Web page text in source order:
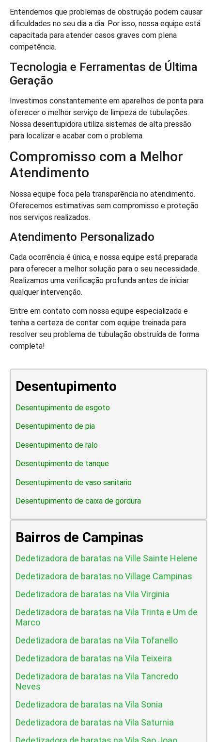
Entendemos que problemas de obstrução podem causar
dificuldades no seu dia a dia. Por isso, nossa equipe está
capacitada para atender casos graves com plena
competência.
Tecnologia e Ferramentas de Última
Geração
Investimos constantemente em aparelhos de ponta para
oferecer o melhor serviço de limpeza de tubulações.
Nossa desentupidora utiliza sistemas de alta pressão
para localizar e acabar com o problema.
Compromisso com a Melhor
Atendimento
Nossa equipe foca pela transparência no atendimento.
Oferecemos estimativas sem compromisso e proteção
nos serviços realizados.
Atendimento Personalizado
Cada ocorrência é única, e nossa equipe está preparada
para oferecer a melhor solução para o seu necessidade.
Realizamos uma verificação profunda antes de iniciar
qualquer intervenção.
Entre em contato com nossa equipe especializada e
tenha a certeza de contar com equipe treinada para
resolver seu problema de tubulação obstruída de forma
completa!
Desentupimento
Desentupimento de esgoto
Desentupimento de pia
Desentupimento de ralo
Desentupimento de tanque
Desentupimento de vaso sanitario
Desentupimento de caixa de gordura
Bairros de Campinas
Dedetizadora de baratas na Ville Sainte Helene
Dedetizadora de baratas no Village Campinas
Dedetizadora de baratas na Vila Virginia
Dedetizadora de baratas na Vila Trinta e Um de
Marco
Dedetizadora de baratas na Vila Tofanello
Dedetizadora de baratas na Vila Teixeira
Dedetizadora de baratas na Vila Tancredo
Neves
Dedetizadora de baratas na Vila Sonia
Dedetizadora de baratas na Vila Saturnia